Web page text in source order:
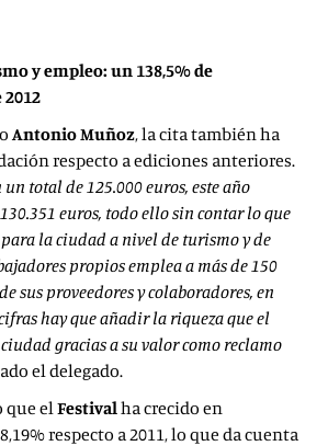
y empleo: un 138,5% de
Antonio Muñoz, la cita también ha
respecto a ediciones anteriores.
un total de 125.000 euros, este año
euros, todo ello sin contar lo que
la ciudad a nivel de turismo y de
propios emplea a más de 150
sus proveedores y colaboradores, en
hay que añadir la riqueza que el
gracias a su valor como reclamo
el delegado.
que elFestivalha crecido en
respecto a 2011, lo que da cuenta